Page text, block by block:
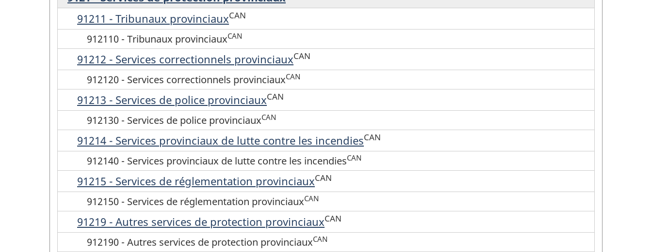
91211 - Tribunaux provinciauxCAN
912110 - Tribunaux provinciauxCAN
91212 - Services correctionnels provinciauxCAN
912120 - Services correctionnels provinciauxCAN
91213 - Services de police provinciauxCAN
912130 - Services de police provinciauxCAN
91214 - Services provinciaux de lutte contre les incendiesCAN
912140 - Services provinciaux de lutte contre les incendiesCAN
91215 - Services de réglementation provinciauxCAN
912150 - Services de réglementation provinciauxCAN
91219 - Autres services de protection provinciauxCAN
912190 - Autres services de protection provinciauxCAN